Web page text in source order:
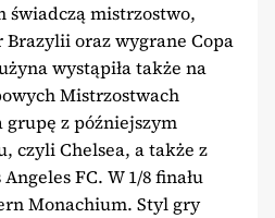
świadczą mistrzostwo,
oraz wygrane Copa
wystąpiła także na
Mistrzostwach
grupę z późniejszym
Chelsea, a także z
FC. W 1/8 finału
Monachium. Styl gry